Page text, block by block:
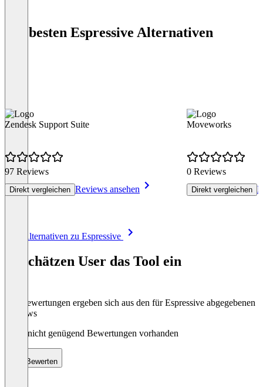
Die besten Espressive Alternativen
Zendesk Support Suite
97 Reviews
Direkt vergleichen Reviews ansehen
Moveworks
0 Reviews
Direkt vergleichen
Alle Alternativen zu Espressive
So schätzen User das Tool ein
Die Bewertungen ergeben sich aus den für Espressive abgegebenen
Reviews
Noch nicht genügend Bewertungen vorhanden
Bewerten